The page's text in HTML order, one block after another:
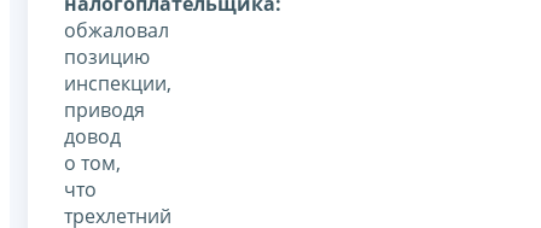
обжаловал
позицию
инспекции,
приводя
довод
о том,
что
трехлетний